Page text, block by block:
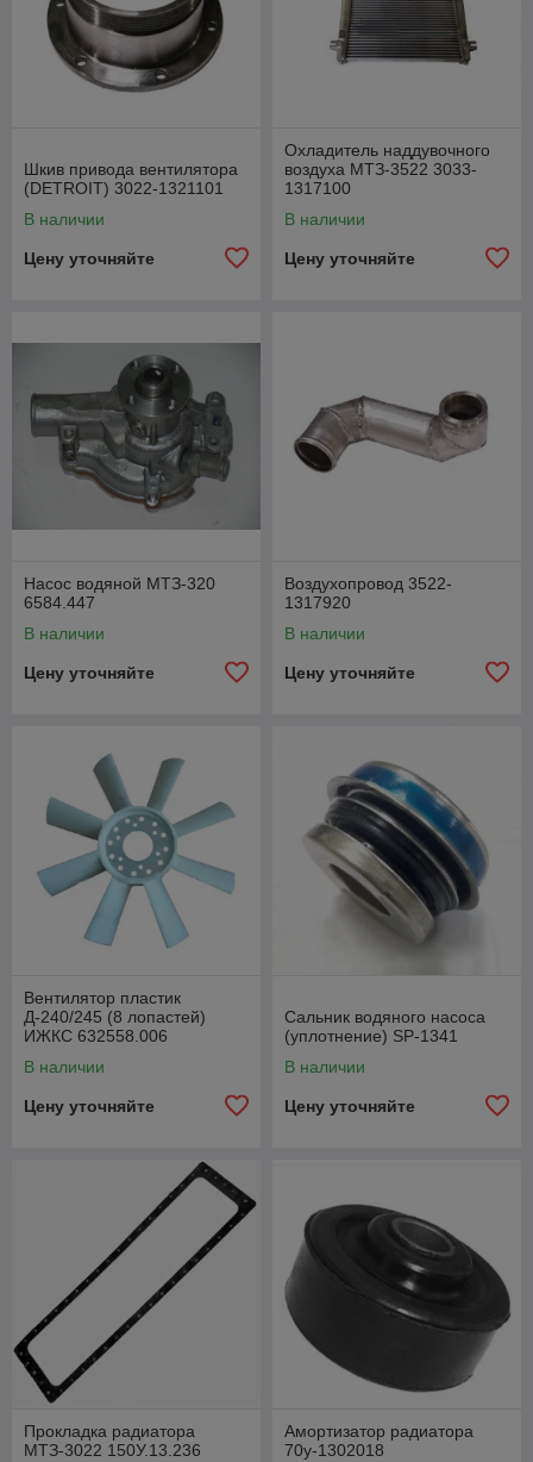
Шкив привода вентилятора
(DETROIT) 3022-1321101
В наличии
Цену уточняйте
Охладитель наддувочного
воздуха МТЗ-3522 3033-
1317100
В наличии
Цену уточняйте
Насос водяной МТЗ-320
6584.447
В наличии
Цену уточняйте
Воздухопровод 3522-
1317920
В наличии
Цену уточняйте
Вентилятор пластик
Д-240/245 (8 лопастей)
ИЖКС 632558.006
В наличии
Цену уточняйте
Сальник водяного насоса
(уплотнение) SP-1341
В наличии
Цену уточняйте
Прокладка радиатора
МТЗ-3022 150У.13.236
Амортизатор радиатора
70у-1302018